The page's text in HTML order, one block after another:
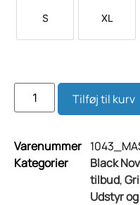
S XL
Tilføj til kurv
Varenummer
Kategorier
Black
tilbud,
Udstyr